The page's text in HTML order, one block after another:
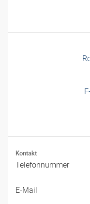
Kontakt
Telefonnummer
E-Mail